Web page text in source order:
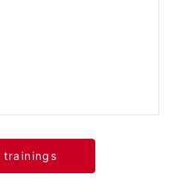
trainings